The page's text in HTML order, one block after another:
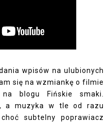
wpisów na ulubionych
się na wzmiankę o filmie
na blogu
Fińskie smaki
a muzyka w tle od razu
subtelny poprawiacz